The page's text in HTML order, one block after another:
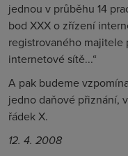
jednou v průběhu 14
bod XXX o zřízení
registrovaného
internetové sítě...“
A pak budeme
jedno daňové přiznání,
řádek X.
12. 4. 2008